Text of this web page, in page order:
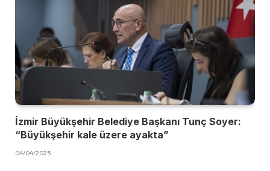
İzmir Büyükşehir Belediye Başkanı Tunç Soyer:
“Büyükşehir kale üzere ayakta”
04/04/2025